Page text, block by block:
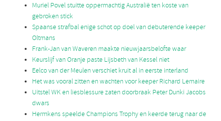
Muriel Povel stuitte oppermachtig Australië ten koste van
gebroken stick
Spaanse strafbal enige schot op doel van debuterende keeper
Oltmans
Frank-Jan van Waveren maakte nieuwjaarsbelofte waar
Keurslijf van Oranje paste Lijsbeth van Kessel niet
Eelco van der Meulen verschiet kruit al in eerste interland
Het was vooral zitten en wachten voor keeper Richard Lemaire
Uitstel WK en liesblessure zaten doorbraak Peter Dunki Jacobs
dwars
Hermkens speelde Champions Trophy en keerde terug naar de